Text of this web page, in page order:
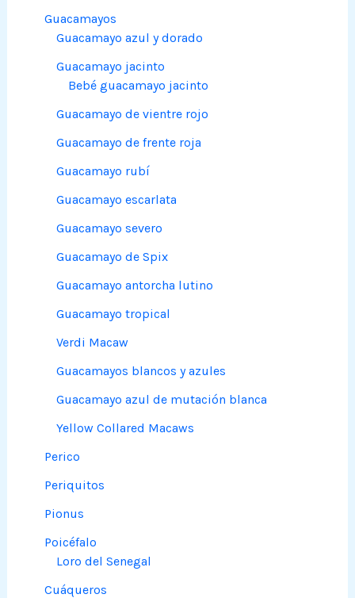
Guacamayos
Guacamayo azul y dorado
Guacamayo jacinto
Bebé guacamayo jacinto
Guacamayo de vientre rojo
Guacamayo de frente roja
Guacamayo rubí
Guacamayo escarlata
Guacamayo severo
Guacamayo de Spix
Guacamayo antorcha lutino
Guacamayo tropical
Verdi Macaw
Guacamayos blancos y azules
Guacamayo azul de mutación blanca
Yellow Collared Macaws
Perico
Periquitos
Pionus
Poicéfalo
Loro del Senegal
Cuáqueros